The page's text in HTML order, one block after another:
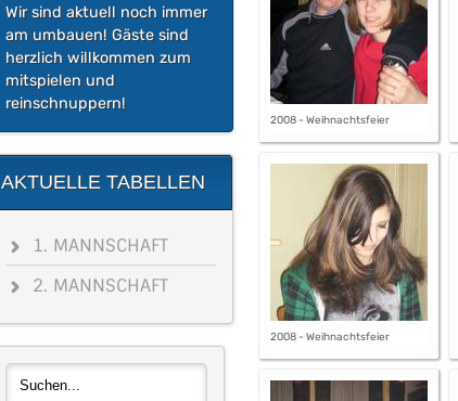
Wir sind aktuell noch immer
am umbauen! Gäste sind
herzlich willkommen zum
mitspielen und
reinschnuppern!
AKTUELLE TABELLEN
1. MANNSCHAFT
2. MANNSCHAFT
2008 - Weihnachtsfeier
2008 - Weihnachtsfeier